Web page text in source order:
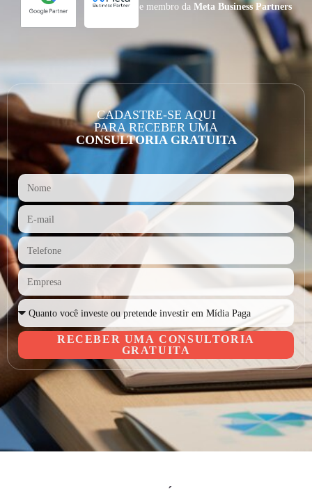
e membro daMeta Business Partners
CADASTRE-SE AQUI
PARA RECEBER UMA
CONSULTORIA GRATUITA
RECEBER UMA CONSULTORIA
GRATUITA